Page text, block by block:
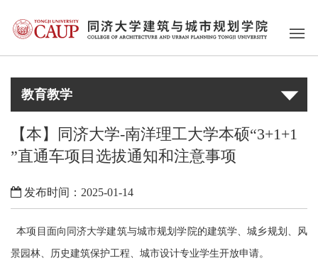
教育教学
【本】同济大学-南洋理工大学本硕“3+1+1
”直通车项目选拔通知和注意事项
发布时间：2025-01-14
本项目面向同济大学建筑与城市规划学院的建筑学、城乡规划、风
景园林、历史建筑保护工程、城市设计专业学生开放申请。